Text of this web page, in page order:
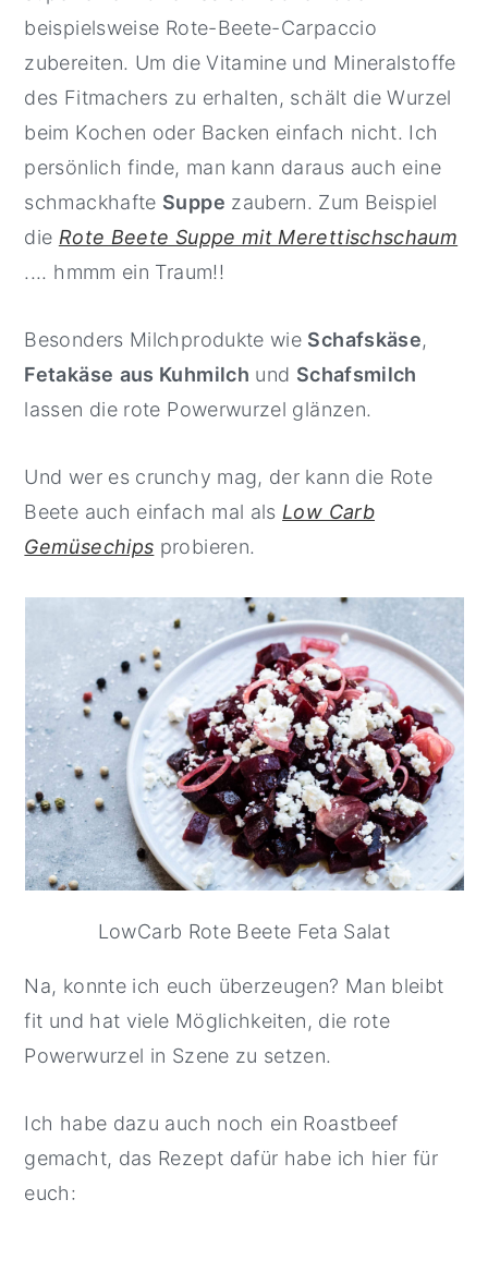
beispielsweise Rote-Beete-Carpaccio
zubereiten. Um die Vitamine und Mineralstoffe
des Fitmachers zu erhalten, schält die Wurzel
beim Kochen oder Backen einfach nicht. Ich
persönlich finde, man kann daraus auch eine
schmackhafte Suppe zaubern. Zum Beispiel
die Rote Beete Suppe mit Merettischschaum
.... hmmm ein Traum!!
Besonders Milchprodukte wie Schafskäse,
Fetakäse aus Kuhmilch und Schafsmilch
lassen die rote Powerwurzel glänzen.
Und wer es crunchy mag, der kann die Rote
Beete auch einfach mal alsLow Carb
Gemüsechips probieren.
LowCarb Rote Beete Feta Salat
Na, konnte ich euch überzeugen? Man bleibt
fit und hat viele Möglichkeiten, die rote
Powerwurzel in Szene zu setzen.
Ich habe dazu auch noch ein Roastbeef
gemacht, das Rezept dafür habe ich hier für
euch: